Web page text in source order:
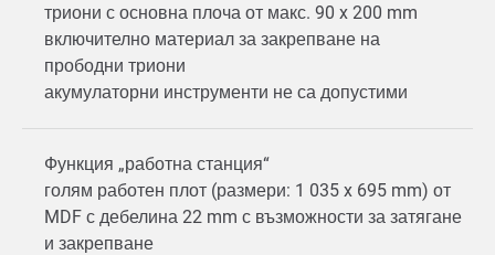
триони с основна плоча от макс. 90 x 200 mm
включително материал за закрепване на
прободни триони
акумулаторни инструменти не са допустими
Функция „работна станция“
голям работен плот (размери: 1 035 x 695 mm) от
MDF с дебелина 22 mm с възможности за затягане
и закрепване